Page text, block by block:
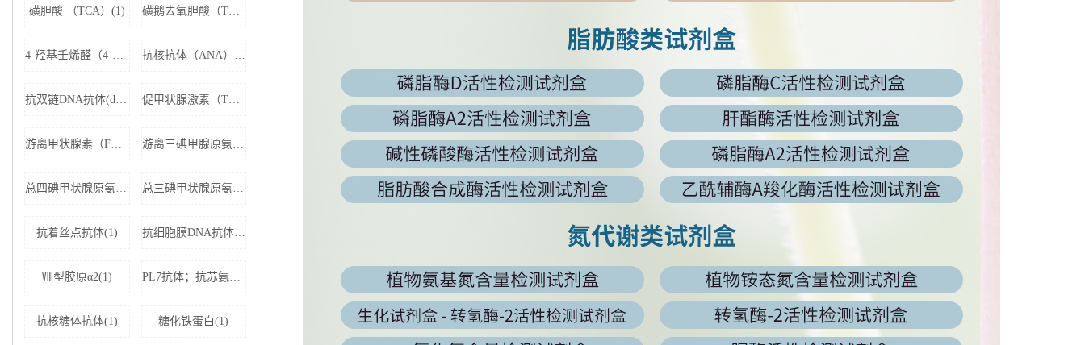
磺胆酸 （TCA）(1) 磺鹅去氧胆酸（TCDCA）(1)
4-羟基壬烯醛（4-HNE）(1) 抗核抗体（ANA）(1)
抗双链DNA抗体(dsDNA)(1) 促甲状腺激素（TSH）(1)
游离甲状腺素（FT4）(1) 游离三碘甲腺原氨酸（FT3）(1)
总四碘甲状腺原氨酸（TT4）(1) 总三碘甲状腺原氨酸（TT3)(1)
抗着丝点抗体(1) 抗细胞膜DNA抗体(1)
Ⅷ型胶原α2(1) PL7抗体；抗苏氨酰tRNA合成酶(1)
抗核糖体抗体(1) 糖化铁蛋白(1)